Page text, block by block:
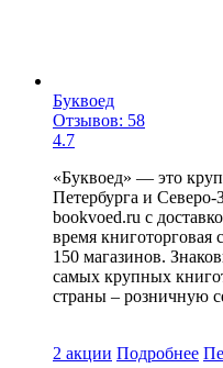
Буквоед
Отзывов: 58
4.7
«Буквоед» — это
Петербурга и Северо-
bookvoed.ru с
время книготорговая
150 магазинов.
самых крупных
страны – розничную
2 акции Подробнее